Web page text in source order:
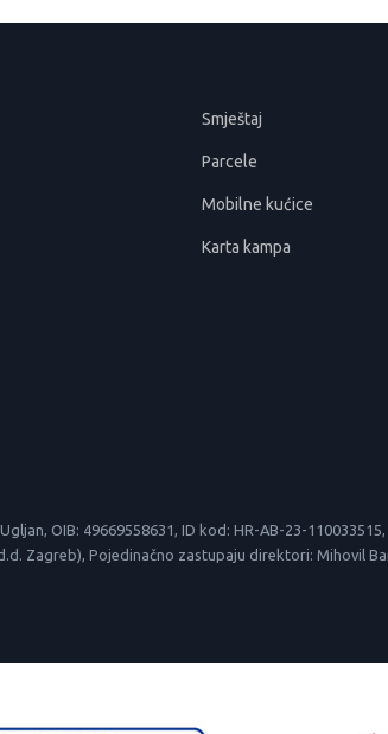
Smještaj
Parcele
Mobilne kućice
Karta kampa
OIB: 49669558631, ID kod: HR-AB-23-110033515,
Zagreb), Pojedinačno zastupaju direktori: Mihovil